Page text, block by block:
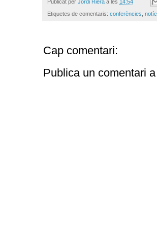
Publicat per Jordi Riera a les 14:54
Etiquetes de comentaris: conferències,
Cap comentari:
Publica un comentari